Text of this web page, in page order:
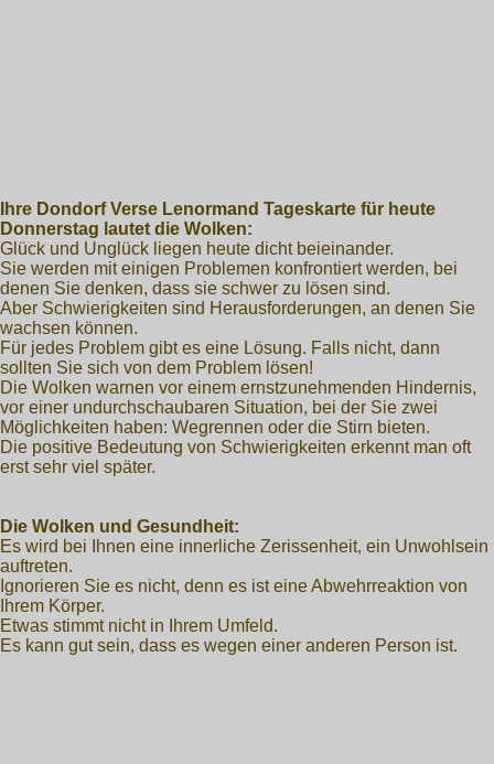
Ihre Dondorf Verse Lenormand Tageskarte für heute
Donnerstag lautet die Wolken:
Glück und Unglück liegen heute dicht beieinander.
Sie werden mit einigen Problemen konfrontiert werden, bei
denen Sie denken, dass sie schwer zu lösen sind.
Aber Schwierigkeiten sind Herausforderungen, an denen Sie
wachsen können.
Für jedes Problem gibt es eine Lösung. Falls nicht, dann
sollten Sie sich von dem Problem lösen!
Die Wolken warnen vor einem ernstzunehmenden Hindernis,
vor einer undurchschaubaren Situation, bei der Sie zwei
Möglichkeiten haben: Wegrennen oder die Stirn bieten.
Die positive Bedeutung von Schwierigkeiten erkennt man oft
erst sehr viel später.
Die Wolken und Gesundheit:
Es wird bei Ihnen eine innerliche Zerissenheit, ein Unwohlsein
auftreten.
Ignorieren Sie es nicht, denn es ist eine Abwehrreaktion von
Ihrem Körper.
Etwas stimmt nicht in Ihrem Umfeld.
Es kann gut sein, dass es wegen einer anderen Person ist.